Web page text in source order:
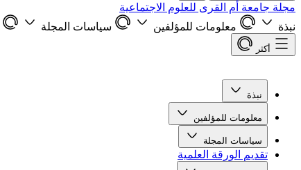
مجلة جامعة أم القرى للعلوم الاجتماعية
نبذة
معلومات للمؤلفين سياسات المجلة
أكثر
نبذة
معلومات للمؤلفين
سياسات المجلة
تقديم الورقة العلمية